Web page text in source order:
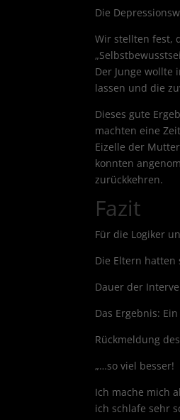
Die
Wir stellten fest,
Der Junge wollte
lassen und die
Dieses gute
machten eine
Eizelle der
konnten
zurückkehren.
Fazit
Für die Logiker
Die Eltern hatten
Dauer der
Das Ergebnis:
Rückmeldung
„…so viel besser!
Ich mache mich
ich schlafe sehr